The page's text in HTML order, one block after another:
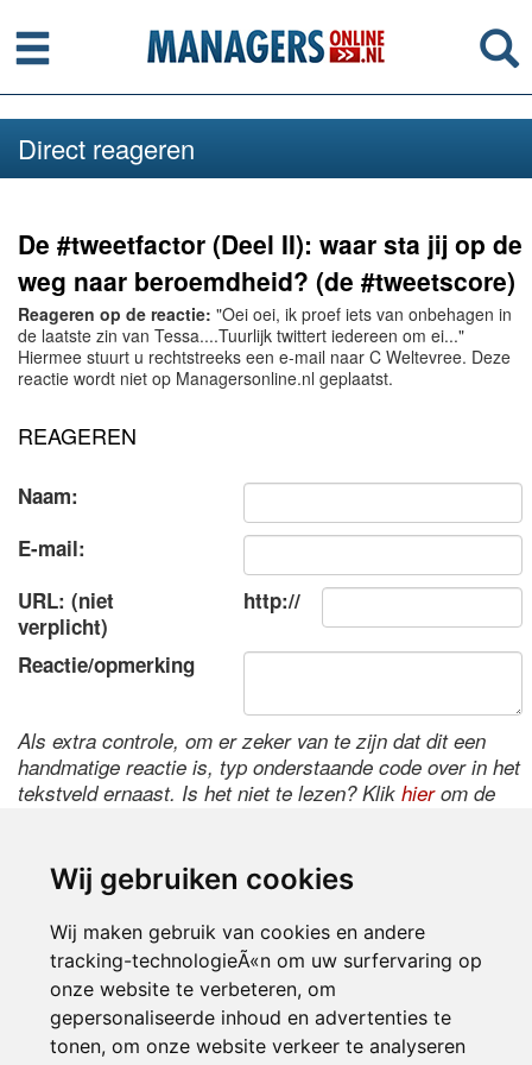
Wij gebruiken cookies
Wij maken gebruik van cookies en andere
tracking-technologieÃ«n om uw surfervaring op
onze website te verbeteren, om
gepersonaliseerde inhoud en advertenties te
tonen, om onze website verkeer te analyseren
Menu
Direct reageren
De #tweetfactor (Deel II): waar sta jij op de
weg naar beroemdheid? (de #tweetscore)
Reageren op de reactie: "Oei oei, ik proef iets van onbehagen in
de laatste zin van Tessa....Tuurlijk twittert iedereen om ei..."
Hiermee stuurt u rechtstreeks een e-mail naar C Weltevree. Deze
reactie wordt niet op Managersonline.nl geplaatst.
REAGEREN
Naam:
E-mail:
URL: (niet
verplicht)
http://
Reactie/opmerking
Als extra controle, om er zeker van te zijn dat dit een
handmatige reactie is, typ onderstaande code over in het
tekstveld ernaast. Is het niet te lezen? Klik hierom de